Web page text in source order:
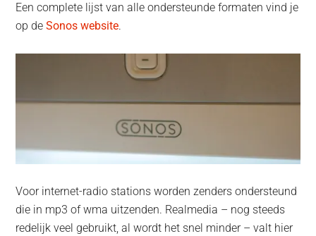
Een complete lijst van alle ondersteunde formaten vind je
op deSonos website.
Voor internet-radio stations worden zenders ondersteund
die in mp3 of wma uitzenden. Realmedia – nog steeds
redelijk veel gebruikt, al wordt het snel minder – valt hier